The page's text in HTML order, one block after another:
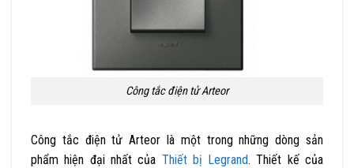
Công tắc điện tử Arteor
Công tắc điện tử Arteor là một trong những dòng sản
phẩm hiện đại nhất của Thiết bị Legrand. Thiết kế của